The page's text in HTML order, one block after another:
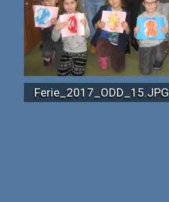
Ferie_2017_ODD_15.JPG